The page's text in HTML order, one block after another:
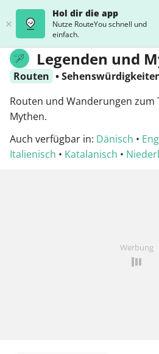
Hol dir die app
Nutze RouteYou schnell und
einfach.
Legenden und
Routen •
Routen und Wanderungen zum
Mythen.
Auch verfügbar in: Dänisch •
Italienisch • Katalanisch •
Werbung